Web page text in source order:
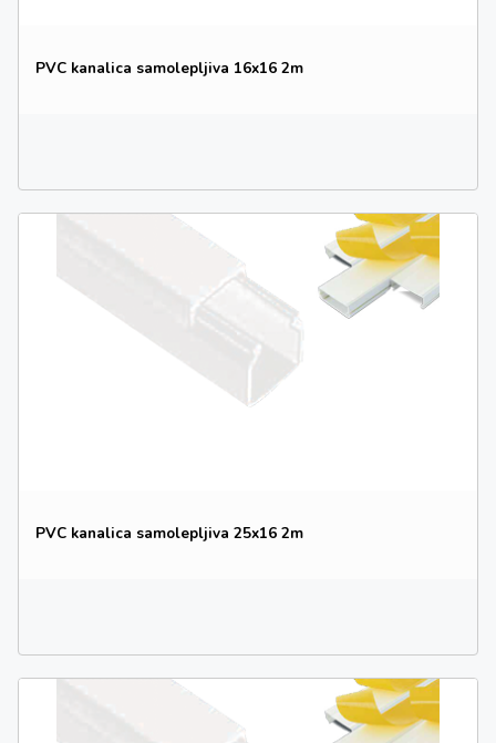
PVC kanalica samolepljiva 16x16 2m
PVC kanalica samolepljiva 25x16 2m